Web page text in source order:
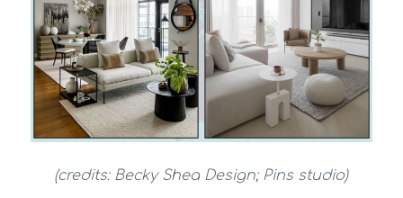
(credits: Becky Shea Design; Pins studio)